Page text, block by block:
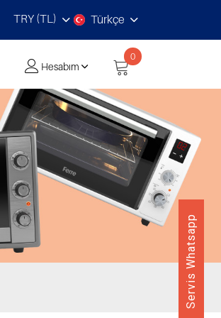
TRY (TL) Türkçe
Hesabım
0
Servis Whatsapp